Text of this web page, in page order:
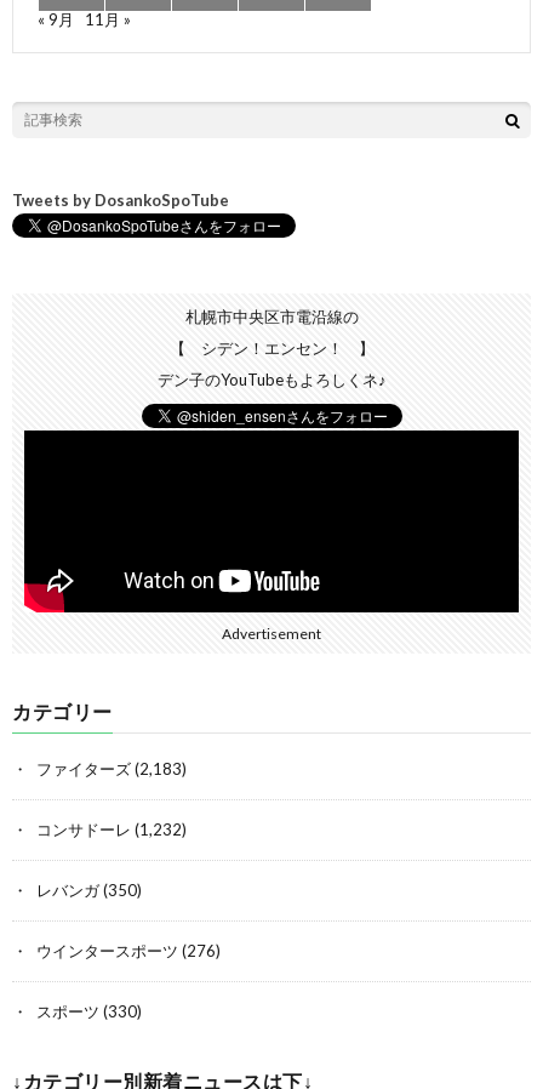
« 9月
11月 »
Tweets by DosankoSpoTube
札幌市中央区市電沿線の
【 シデン！エンセン！ 】
デン子のYouTubeもよろしくネ♪
Advertisement
カテゴリー
ファイターズ(2,183)
コンサドーレ (1,232)
レバンガ(350)
ウインタースポーツ (276)
スポーツ (330)
↓カテゴリー別新着ニュースは下↓